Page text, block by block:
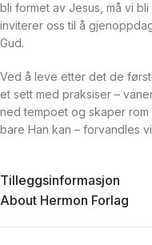
bli formet av Jesus, må vi
inviterer oss til å
Gud.
Ved å leve etter det de
et sett med praksiser –
ned tempoet og skaper
bare Han kan – forvandles
Tilleggsinformasjon
About Hermon Forlag